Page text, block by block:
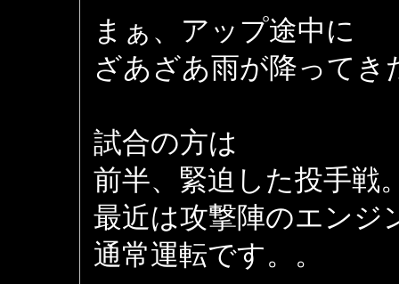
まぁ、アップ途中に
ざあざあ雨が降って
試合の方は
前半、緊迫した投手戦
最近は攻撃陣のエンジ
通常運転です。。